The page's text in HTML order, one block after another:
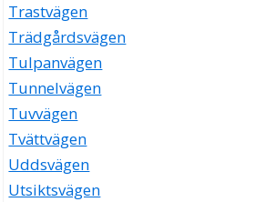
Trastvägen
Trädgårdsvägen
Tulpanvägen
Tunnelvägen
Tuvvägen
Tvättvägen
Uddsvägen
Utsiktsvägen